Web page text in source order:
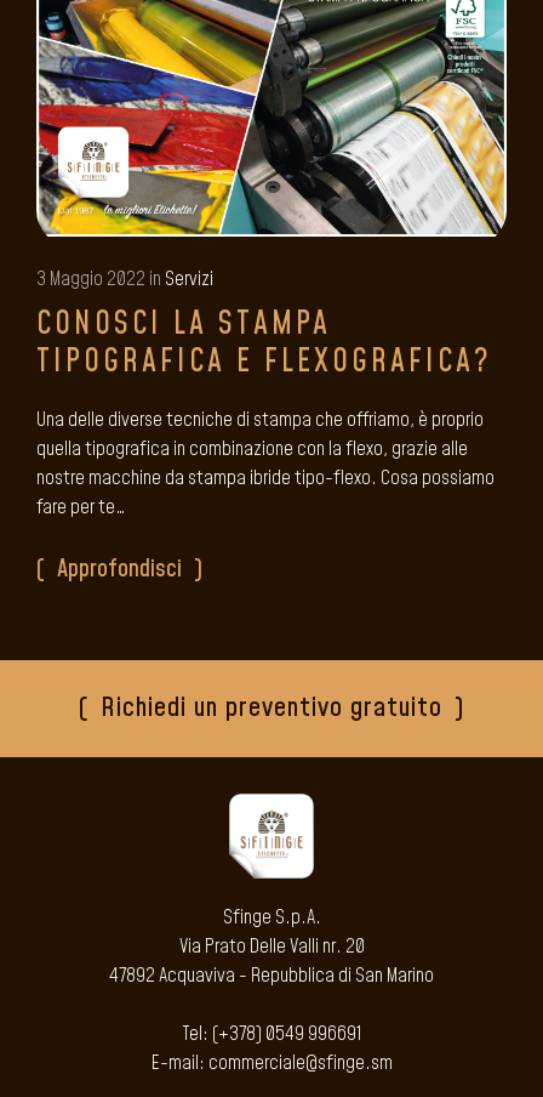
3 Maggio 2022 in Servizi
CONOSCI LA STAMPA
TIPOGRAFICA E FLEXOGRAFICA?
Una delle diverse tecniche di stampa che offriamo, è proprio
quella tipografica in combinazione con la flexo, grazie alle
nostre macchine da stampa ibride tipo-flexo. Cosa possiamo
fare per te…
Approfondisci
Richiedi un preventivo gratuito
Sfinge S.p.A.
Via Prato Delle Valli nr. 20
47892 Acquaviva - Repubblica di San Marino
Tel: (+378) 0549 996691
E-mail: commerciale@sfinge.sm